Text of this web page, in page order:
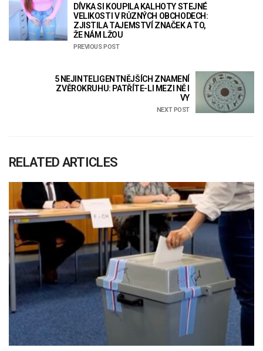
DÍVKA SI KOUPILA KALHOTY STEJNÉ
VELIKOSTI V RŮZNÝCH OBCHODECH:
ZJISTILA TAJEMSTVÍ ZNAČEK A TO,
ŽE NÁM LŽOU
PREVIOUS POST
5 NEJINTELIGENTNĚJŠÍCH ZNAMENÍ
ZVĚROKRUHU: PATŘÍTE-LI MEZI NĚ I
VY
NEXT POST
RELATED ARTICLES